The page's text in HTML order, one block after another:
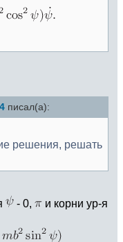
писал(а):
решения, решать
- 0, и корни ур-я